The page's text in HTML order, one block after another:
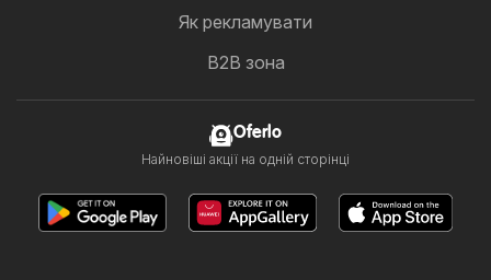
Як рекламувати
B2B зона
Oferlo
Найновіші акції на одній сторінці